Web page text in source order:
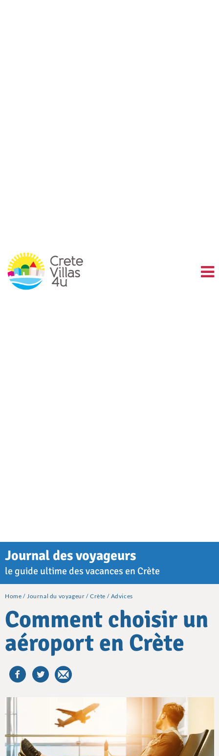
Journal des voyageurs
le guide ultime des vacances en Crète
Home Journal du voyageur Crète Advices
Comment choisir un
aéroport en Crète